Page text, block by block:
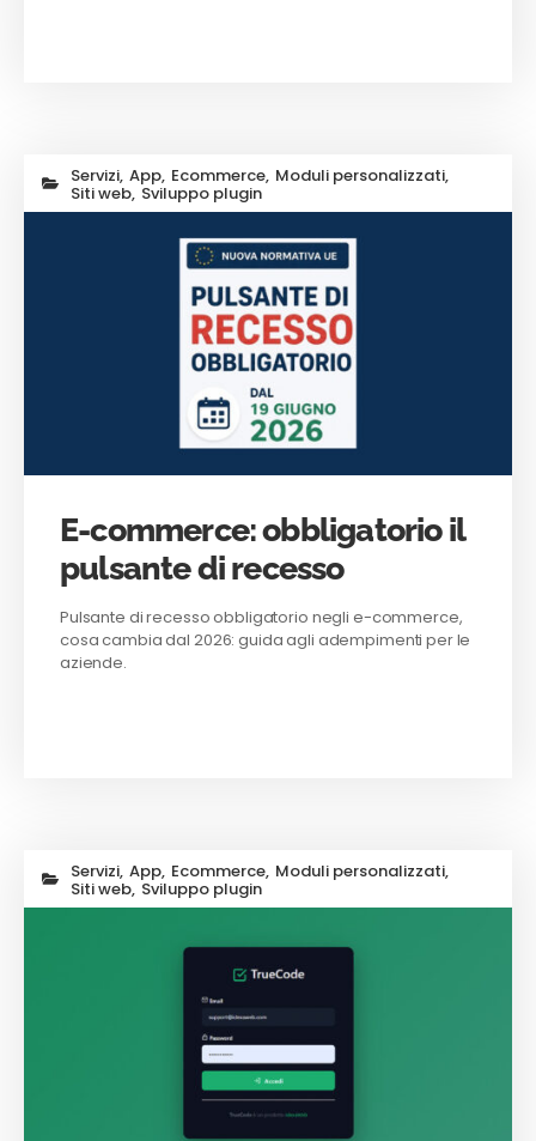
Servizi, App, Ecommerce, Moduli personalizzati,
Siti web, Sviluppo plugin
E-commerce: obbligatorio il
pulsante di recesso
Pulsante di recesso obbligatorio negli e-commerce,
cosa cambia dal 2026: guida agli adempimenti per le
aziende.
Servizi, App, Ecommerce, Moduli personalizzati,
Siti web, Sviluppo plugin